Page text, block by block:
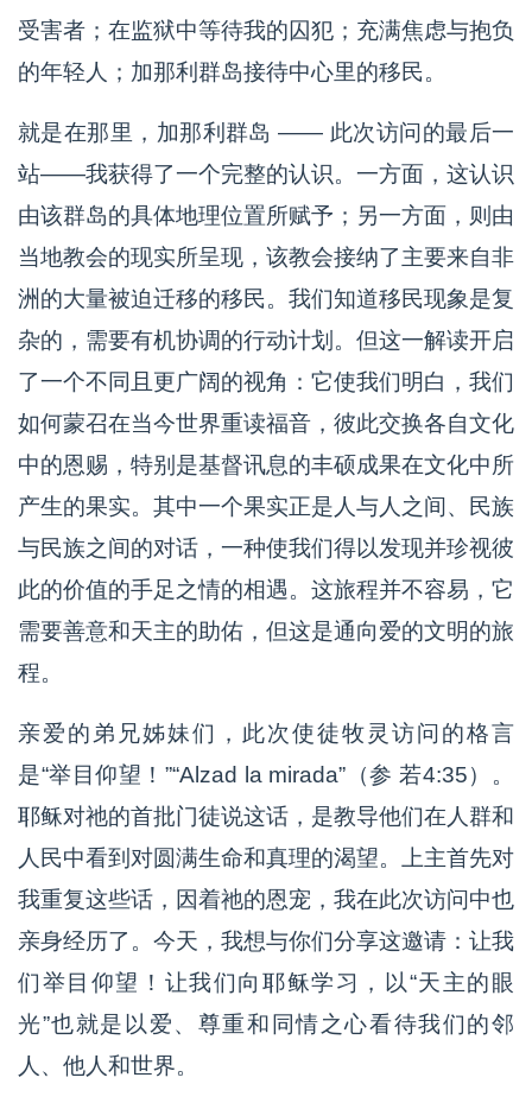
受害者；在监狱中等待我的囚犯；充满焦虑与抱负
的年轻人；加那利群岛接待中心里的移民。
就是在那里，加那利群岛 —— 此次访问的最后一
站——我获得了一个完整的认识。一方面，这认识
由该群岛的具体地理位置所赋予；另一方面，则由
当地教会的现实所呈现，该教会接纳了主要来自非
洲的大量被迫迁移的移民。我们知道移民现象是复
杂的，需要有机协调的行动计划。但这一解读开启
了一个不同且更广阔的视角：它使我们明白，我们
如何蒙召在当今世界重读福音，彼此交换各自文化
中的恩赐，特别是基督讯息的丰硕成果在文化中所
产生的果实。其中一个果实正是人与人之间、民族
与民族之间的对话，一种使我们得以发现并珍视彼
此的价值的手足之情的相遇。这旅程并不容易，它
需要善意和天主的助佑，但这是通向爱的文明的旅
程。
亲爱的弟兄姊妹们，此次使徒牧灵访问的格言
是“举目仰望！”“Alzad la mirada”（参 若4:35）。
耶稣对祂的首批门徒说这话，是教导他们在人群和
人民中看到对圆满生命和真理的渴望。上主首先对
我重复这些话，因着祂的恩宠，我在此次访问中也
亲身经历了。今天，我想与你们分享这邀请：让我
们举目仰望！让我们向耶稣学习，以“天主的眼
光”也就是以爱、尊重和同情之心看待我们的邻
人、他人和世界。